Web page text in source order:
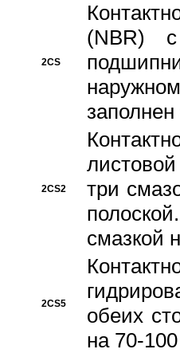
2CS
(NBR)
2CS2
три
смазкой
2CS5
обеих
на 70-